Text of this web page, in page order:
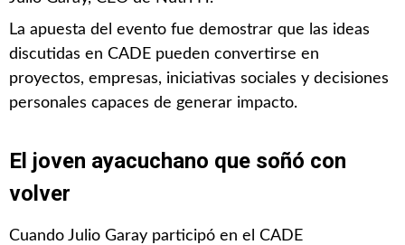
La apuesta del evento fue demostrar que las ideas
discutidas en CADE pueden convertirse en
proyectos, empresas, iniciativas sociales y decisiones
personales capaces de generar impacto.
El joven ayacuchano que soñó con
volver
Cuando Julio Garay participó en el CADE